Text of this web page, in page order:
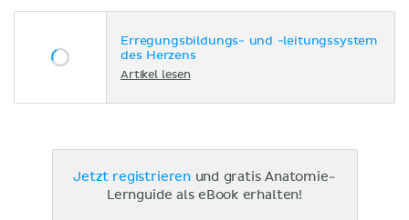
Erregungsbildungs- und -leitungssystem
des Herzens
Artikel lesen
Jetzt registrieren und gratis Anatomie-
Lernguide als eBook erhalten!